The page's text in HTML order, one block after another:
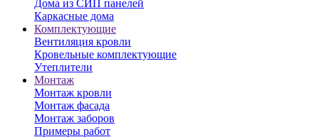
Дома из СИП панелей
Каркасные дома
Комплектующие
Вентиляция кровли
Кровельные комплектующие
Утеплители
Монтаж
Монтаж кровли
Монтаж фасада
Монтаж заборов
Примеры работ